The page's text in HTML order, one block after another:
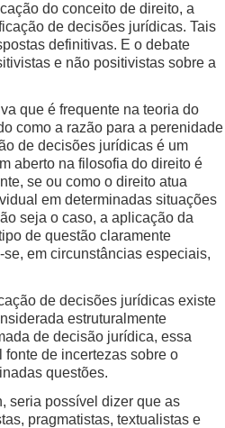
do conceito de direito, a
de decisões jurídicas. Tais
definitivas. E o debate
e não positivistas sobre a
que é frequente na teoria do
como a razão para a perenidade
de decisões jurídicas é um
aberto na filosofia do direito é
se ou como o direito atua
em determinadas situações
seja o caso, a aplicação da
de questão claramente
em circunstâncias especiais,
de decisões jurídicas existe
estruturalmente
de decisão jurídica, essa
de incertezas sobre o
questões.
seria possível dizer que as
pragmatistas, textualistas e